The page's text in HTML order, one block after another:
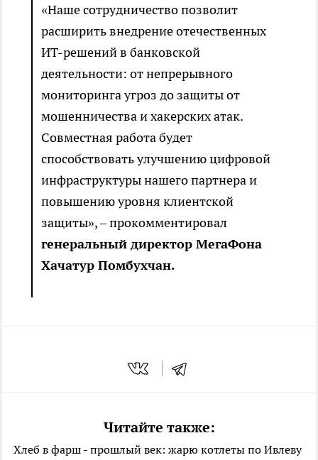
«Наше сотрудничество позволит
расширить внедрение отечественных
ИТ-решений в банковской
деятельности: от непрерывного
мониторинга угроз до защиты от
мошенничества и хакерских атак.
Совместная работа будет
способствовать улучшению цифровой
инфраструктуры нашего партнера и
повышению уровня клиентской
защиты», – прокомментировал
генеральный директор МегаФона
Хачатур Помбухчан.
Читайте также:
Хлеб в фарш - прошлый век: жарю котлеты по Ивлеву